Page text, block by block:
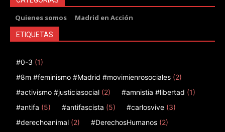
Quienes somos Madrid en Acción
ETIQUETAS
#0-3 (1)
#8m #feminismo #Madrid #movimienrosociales (2)
#activismo #justiciasocial (2) #amnistia #libertad (1)
#antifa (5) #antifascista (5) #carlosvive (3)
#derechoanimal (2) #DerechosHumanos (2)